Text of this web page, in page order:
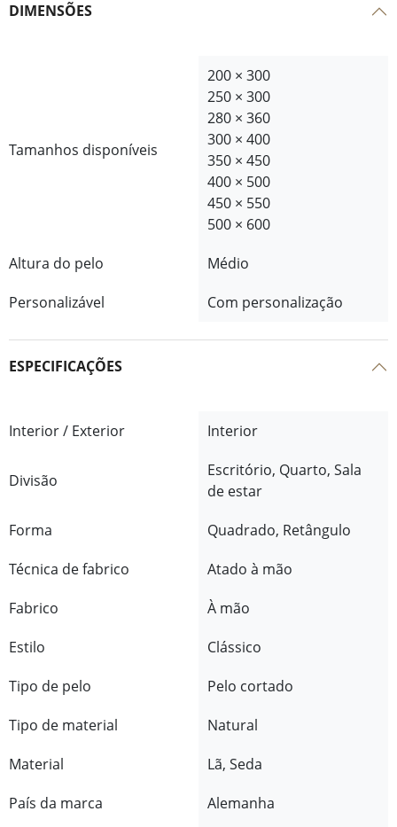
DIMENSÕES
Tamanhos disponíveis
200 × 300
250 × 300
280 × 360
300 × 400
350 × 450
400 × 500
450 × 550
500 × 600
Altura do pelo
Médio
Personalizável
Com personalização
ESPECIFICAÇÕES
Interior / Exterior Interior
Divisão
Escritório, Quarto, Sala
de estar
Forma
Quadrado, Retângulo
Técnica de fabrico
Atado à mão
Fabrico
À mão
Estilo
Clássico
Tipo de pelo
Pelo cortado
Tipo de material
Natural
Material
Lã, Seda
País da marca
Alemanha